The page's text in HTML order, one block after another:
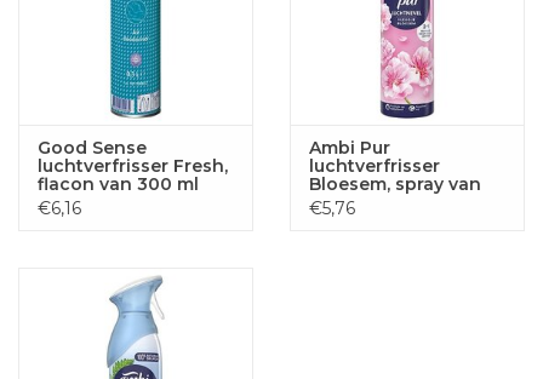
Good Sense
luchtverfrisser Fresh,
flacon van 300 ml
€6,16
Ambi Pur
luchtverfrisser
Bloesem, spray van
185 ml
€5,76